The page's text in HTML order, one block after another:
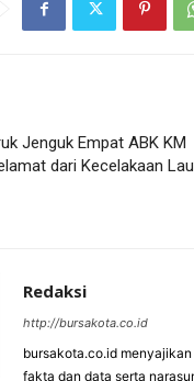
Jenguk Empat ABK KM
dari Kecelakaan
Redaksi
http://bursakota.co.id
bursakota.co.id
fakta dan data serta